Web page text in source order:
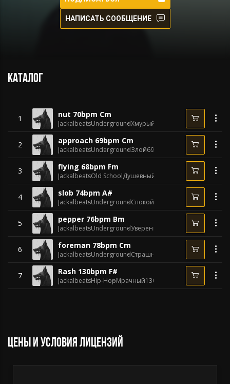
НАПИСАТЬ СООБЩЕНИЕ
Каталог
1 nut 70bpm Cm
JackalbeatsUndergroundХмурый
2 approach 69bpm Cm
JackalbeatsUndergroundЗлой69 BPM
3 flying 68bpm Fm
JackalbeatsOld SchoolДушевный
4 slob 74bpm A#
JackalbeatsUndergroundСпокойный
5 pepper 76bpm Bm
JackalbeatsUndergroundУверенный
6 foreman 78bpm Cm
JackalbeatsUndergroundСтрашный
7 Rash 130bpm F#
JackalbeatsHip-HopМрачный130 BPM
Цены и условия лицензий